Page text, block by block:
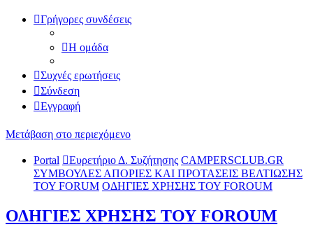
Γρήγορες συνδέσεις
Η ομάδα
Συχνές ερωτήσεις
Σύνδεση
Εγγραφή
Μετάβαση στο περιεχόμενο
Portal Ευρετήριο Δ. Συζήτησης CAMPERSCLUB.GR
ΣΥΜΒΟΥΛΕΣ ΑΠΟΡΙΕΣ ΚΑΙ ΠΡΟΤΑΣΕΙΣ ΒΕΛΤΙΩΣΗΣ
ΤΟΥ FORUM ΟΔΗΓΙΕΣ ΧΡΗΣΗΣ ΤΟΥ FOROUM
ΟΔΗΓΙΕΣ ΧΡΗΣΗΣ ΤΟΥ FOROUM